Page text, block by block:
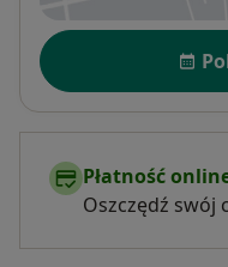
Dostępność
Płatność
Oszczędź swój